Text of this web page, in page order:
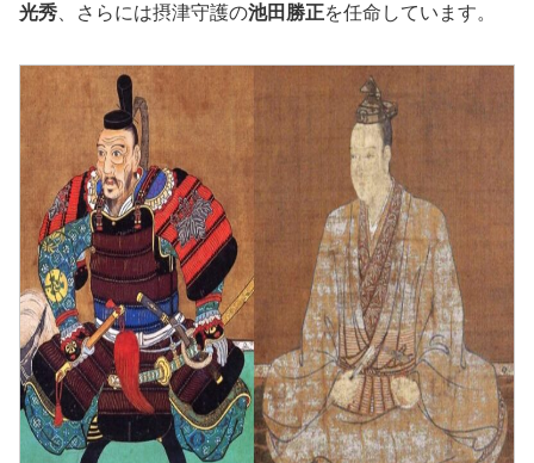
光秀 、さらには摂津守護の池田勝正を任命しています。